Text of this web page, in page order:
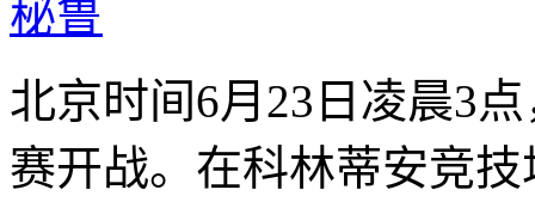
北京时间6月23日凌晨3
赛开战。在科林蒂安竞